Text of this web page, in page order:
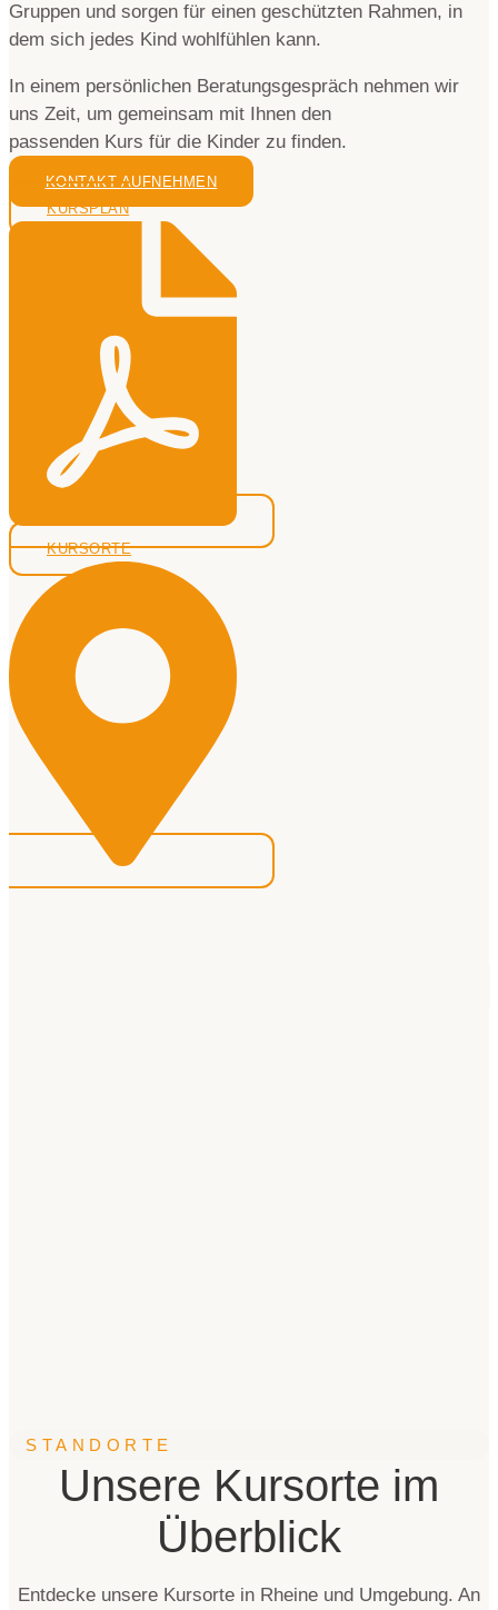
Gruppen und sorgen für einen geschützten Rahmen, in
dem sich jedes Kind wohlfühlen kann.
In einem persönlichen Beratungsgespräch nehmen wir
uns Zeit, um gemeinsam mit Ihnen den
passenden Kurs für die Kinder zu finden.
KONTAKT AUFNEHMEN
KURSPLAN
KURSORTE
STANDORTE
Unsere Kursorte im
Überblick
Entdecke unsere Kursorte in Rheine und Umgebung. An